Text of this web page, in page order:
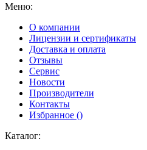
Меню:
О компании
Лицензии и сертификаты
Доставка и оплата
Отзывы
Сервис
Новости
Производители
Контакты
Избранное ()
Каталог: